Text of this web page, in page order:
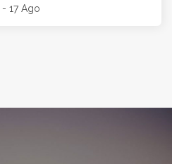
- 17 Ago